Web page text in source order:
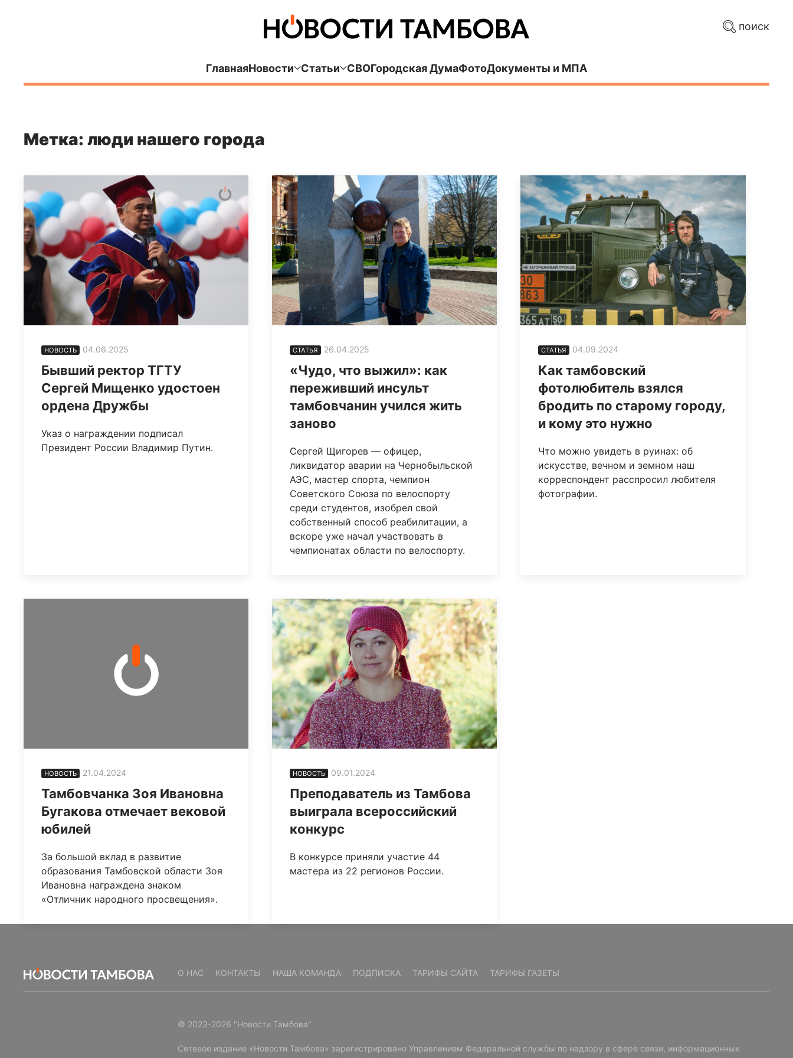
поиск
ГлавнаяНовости Статьи СВОГородская ДумаФотоДокументы и МПА
Метка: люди нашего города
НОВОСТЬ 04.06.2025
Бывший ректор ТГТУ
Сергей Мищенко удостоен
ордена Дружбы
Указ о награждении подписал
Президент России Владимир Путин.
СТАТЬЯ 26.04.2025
«Чудо, что выжил»: как
переживший инсульт
тамбовчанин учился жить
заново
Сергей Щигорев — офицер,
ликвидатор аварии на Чернобыльской
АЭС, мастер спорта, чемпион
Советского Союза по велоспорту
среди студентов, изобрел свой
собственный способ реабилитации, а
вскоре уже начал участвовать в
чемпионатах области по велоспорту.
СТАТЬЯ 04.09.2024
Как тамбовский
фотолюбитель взялся
бродить по старому городу,
и кому это нужно
Что можно увидеть в руинах: об
искусстве, вечном и земном наш
корреспондент расспросил любителя
фотографии.
НОВОСТЬ 21.04.2024
Тамбовчанка Зоя Ивановна
Бугакова отмечает вековой
юбилей
За большой вклад в развитие
образования Тамбовской области Зоя
Ивановна награждена знаком
«Отличник народного просвещения».
НОВОСТЬ 09.01.2024
Преподаватель из Тамбова
выиграла всероссийский
конкурс
В конкурсе приняли участие 44
мастера из 22 регионов России.
О НАС КОНТАКТЫ НАША КОМАНДА ПОДПИСКА ТАРИФЫ САЙТА ТАРИФЫ ГАЗЕТЫ
© 2023-2026 "Новости Тамбова"
Сетевое издание «Новости Тамбова» зарегистрировано Управлением Федеральной службы по надзору в сфере связи, информационных